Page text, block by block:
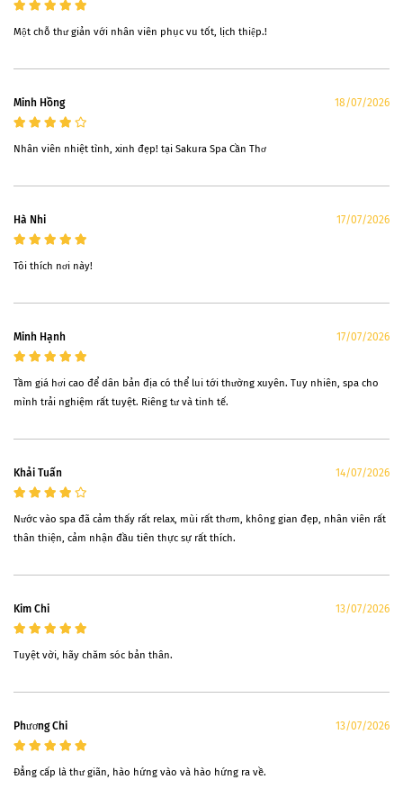
Một chỗ thư giản với nhân viên phục vu tốt, lịch thiệp.!
Minh Hồng 18/07/2026
Nhân viên nhiệt tình, xinh đẹp! tại Sakura Spa Cần Thơ
Hà Nhi 17/07/2026
Tôi thích nơi này!
Minh Hạnh 17/07/2026
Tầm giá hơi cao để dân bản địa có thể lui tới thường xuyên. Tuy nhiên, spa cho
mình trải nghiệm rất tuyệt. Riêng tư và tinh tế.
Khải Tuấn 14/07/2026
Nước vào spa đã cảm thấy rất relax, mùi rất thơm, không gian đẹp, nhân viên rất
thân thiện, cảm nhận đầu tiên thực sự rất thích.
Kim Chi 13/07/2026
Tuyệt vời, hãy chăm sóc bản thân.
Phương Chi 13/07/2026
Đẳng cấp là thư giãn, hào hứng vào và hào hứng ra về.